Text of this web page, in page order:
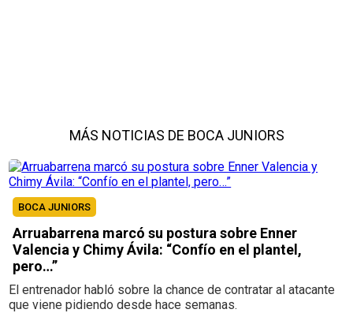
MÁS NOTICIAS DE BOCA JUNIORS
BOCA JUNIORS
Arruabarrena marcó su postura sobre Enner
Valencia y Chimy Ávila: “Confío en el plantel,
pero…”
El entrenador habló sobre la chance de contratar al atacante
que viene pidiendo desde hace semanas.